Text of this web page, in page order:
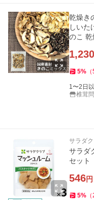
乾燥き
しいた
のこ 乾
1,230
5% （
1〜2日
椎茸
サラダ
サラ
セット
546円
5% （